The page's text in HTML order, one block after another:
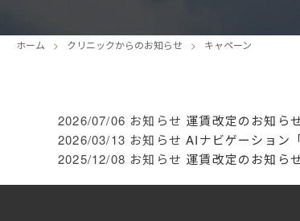
ホーム クリニックからのお知らせ キャペーン
2026/07/06 お知らせ 運賃改定のお知ら
2026/03/13 お知らせ AIナビゲーション
2025/12/08 お知らせ 運賃改定のお知ら